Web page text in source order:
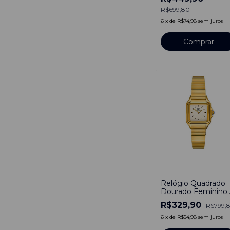
R$699,80
6 x de R$74,98 sem juros
Comprar
Relógio Quadrado
Dourado Feminino
Times Square Line
Gold Aço
Banho em Titânio
R$329,90
6 x de R$54,98 sem juros